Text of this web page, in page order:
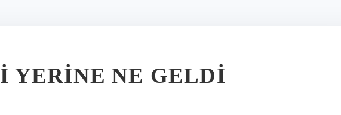
YERINE NE GELDI